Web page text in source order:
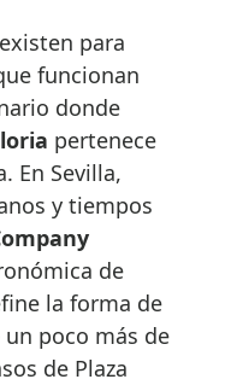
funcionan
donde
pertenece
En Sevilla,
y tiempos
de
la forma de
un poco más de
de Plaza